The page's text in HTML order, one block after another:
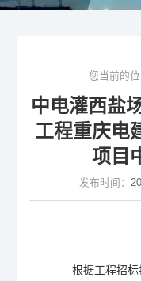
您当前的位
中电灌西盐
工程重庆电
项目
发布时间：
根据工程招